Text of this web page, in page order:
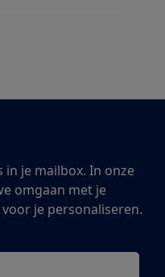
in je mailbox. In onze
omgaan met je
je personaliseren.